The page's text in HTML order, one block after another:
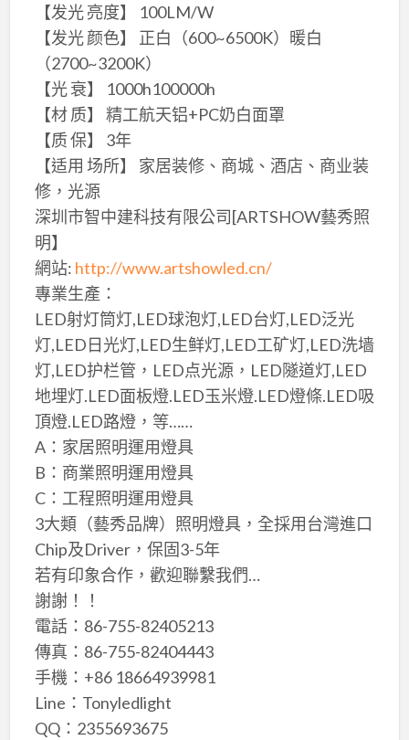
【发光 亮度】 100LM/W
【发光 颜色】 正白（600~6500K）暖白
（2700~3200K）
【光 衰】 1000h100000h
【材 质】 精工航天铝+PC奶白面罩
【质 保】 3年
【适用 场所】 家居装修、商城、酒店、商业装
修，光源
深圳市智中建科技有限公司[ARTSHOW藝秀照
明】
網站: http://www.artshowled.cn/
專業生產：
LED射灯筒灯,LED球泡灯,LED台灯,LED泛光
灯,LED日光灯,LED生鲜灯,LED工矿灯,LED洗墙
灯,LED护栏管，LED点光源，LED隧道灯,LED
地埋灯.LED面板燈.LED玉米燈.LED燈條.LED吸
頂燈.LED路燈，等……
A：家居照明運用燈具
B：商業照明運用燈具
C：工程照明運用燈具
3大類（藝秀品牌）照明燈具，全採用台灣進口
Chip及Driver，保固3-5年
若有印象合作，歡迎聯繫我們…
謝謝！！
電話：86-755-82405213
傳真：86-755-82404443
手機：+86 18664939981
Line：Tonyledlight
QQ：2355693675